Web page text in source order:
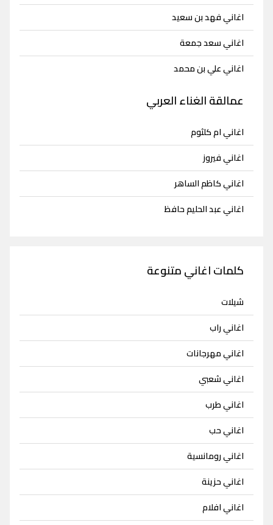
اغاني فهد بن سعيد
اغاني سعد جمعة
اغاني علي بن محمد
عمالقة الغناء العربي
اغاني ام كلثوم
اغاني فيروز
اغاني كاظم الساهر
اغاني عبد الحليم حافظ
كلمات اغاني متنوعة
شيلات
اغاني راب
اغاني مهرجانات
اغاني شعبي
اغاني طرب
اغاني حب
اغاني رومانسية
اغاني حزينة
اغاني افلام